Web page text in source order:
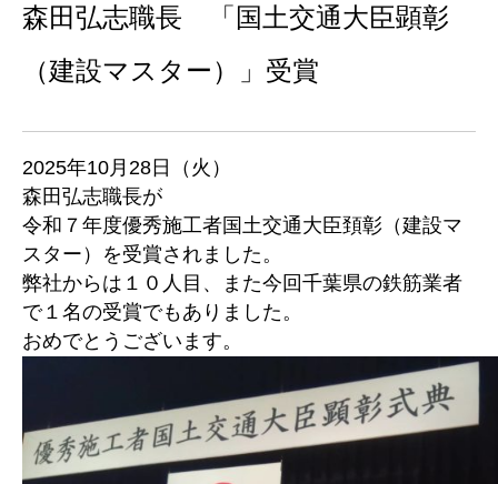
森田弘志職長 「国土交通大臣顕彰
（建設マスター）」受賞
2025年10月28日（火）
森田弘志職長が
令和７年度優秀施工者国土交通大臣頚彰（建設マ
スター）を受賞されました。
弊社からは１０人目、また今回千葉県の鉄筋業者
で１名の受賞でもありました。
おめでとうございます。